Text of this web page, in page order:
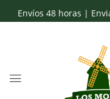
Envíos 48 horas |